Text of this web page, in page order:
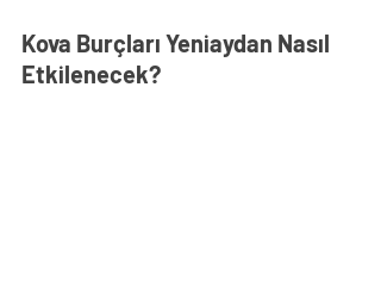
Kova Burçları Yeniaydan Nasıl
Etkilenecek?